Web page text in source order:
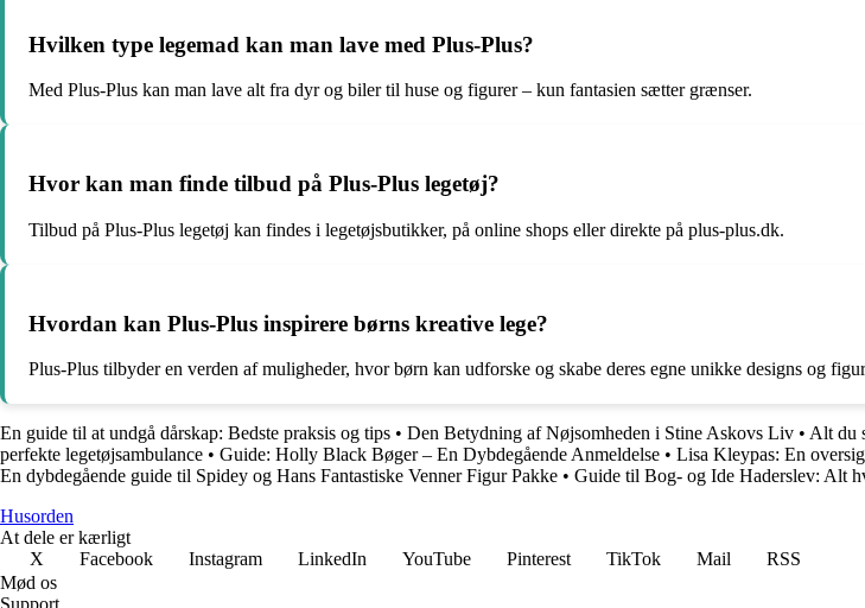
Hvilken type legemad kan man lave med Plus-Plus?
Med Plus-Plus kan man lave alt fra dyr og biler til huse og figurer – kun fantasien sætter grænser.
Hvor kan man finde tilbud på Plus-Plus legetøj?
Tilbud på Plus-Plus legetøj kan findes i legetøjsbutikker, på online shops eller direkte på plus-plus.dk.
Hvordan kan Plus-Plus inspirere børns kreative lege?
Plus-Plus tilbyder en verden af muligheder, hvor børn kan udforske og skabe deres egne unikke designs og
En guide til at undgå dårskap: Bedste praksis og tips • Den Betydning af Nøjsomheden i Stine Askovs Liv • Alt du
perfekte legetøjsambulance • Guide: Holly Black Bøger – En Dybdegående Anmeldelse • Lisa Kleypas: En
En dybdegående guide til Spidey og Hans Fantastiske Venner Figur Pakke • Guide til Bog- og Ide Haderslev: Alt
Husorden
At dele er kærligt
X
Facebook Instagram LinkedIn YouTube Pinterest TikTok Mail
RSS
Mød os